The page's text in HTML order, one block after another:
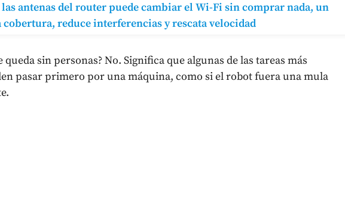
antenas del router puede cambiar el Wi-Fi sin comprar nada, un
reduce interferencias y rescata velocidad
queda sin personas? No. Significa que algunas de las tareas más
pasar primero por una máquina, como si el robot fuera una mula